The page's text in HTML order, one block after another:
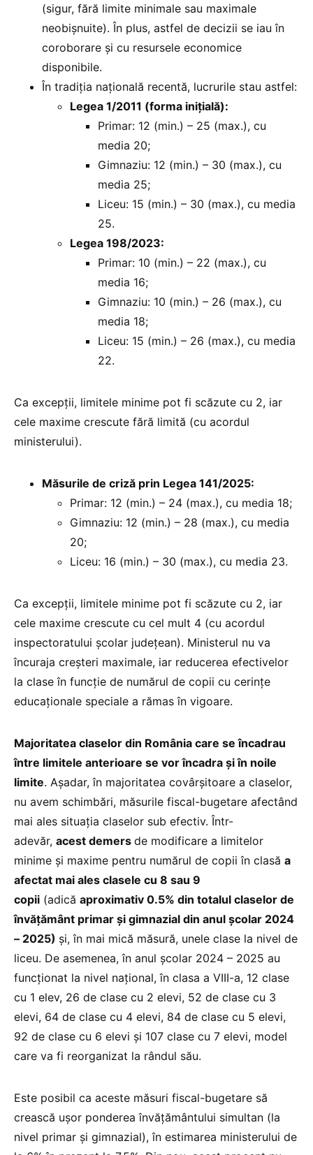
(sigur, fără limite minimale sau maximale
neobișnuite). În plus, astfel de decizii se iau în
coroborare și cu resursele economice
disponibile.
În tradiția națională recentă, lucrurile stau astfel:
Legea 1/2011 (forma inițială):
Primar: 12 (min.) – 25 (max.), cu
media 20;
Gimnaziu: 12 (min.) – 30 (max.), cu
media 25;
Liceu: 15 (min.) – 30 (max.), cu media
25.
Legea 198/2023:
Primar: 10 (min.) – 22 (max.), cu
media 16;
Gimnaziu: 10 (min.) – 26 (max.), cu
media 18;
Liceu: 15 (min.) – 26 (max.), cu media
22.
Ca excepții, limitele minime pot fi scăzute cu 2, iar
cele maxime crescute fără limită (cu acordul
ministerului).
Măsurile de criză prin Legea 141/2025:
Primar: 12 (min.) – 24 (max.), cu media 18;
Gimnaziu: 12 (min.) – 28 (max.), cu media
20;
Liceu: 16 (min.) – 30 (max.), cu media 23.
Ca excepții, limitele minime pot fi scăzute cu 2, iar
cele maxime crescute cu cel mult 4 (cu acordul
inspectoratului școlar județean). Ministerul nu va
încuraja creșteri maximale, iar reducerea efectivelor
la clase în funcție de numărul de copii cu cerințe
educaționale speciale a rămas în vigoare.
Majoritatea claselor din România care se încadrau
între limitele anterioare se vor încadra și în noile
limite. Așadar, în majoritatea covârșitoare a claselor,
nu avem schimbări, măsurile fiscal-bugetare afectând
mai ales situația claselor sub efectiv. Într-
adevăr, acest demers de modificare a limitelor
minime și maxime pentru numărul de copii în clasă a
afectat mai ales clasele cu 8 sau 9
copii (adică aproximativ 0.5% din totalul claselor de
învățământ primar și gimnazial din anul școlar 2024
– 2025) și, în mai mică măsură, unele clase la nivel de
liceu. De asemenea, în anul școlar 2024 – 2025 au
funcționat la nivel național, în clasa a VIII-a, 12 clase
cu 1 elev, 26 de clase cu 2 elevi, 52 de clase cu 3
elevi, 64 de clase cu 4 elevi, 84 de clase cu 5 elevi,
92 de clase cu 6 elevi și 107 clase cu 7 elevi, model
care va fi reorganizat la rândul său.
Este posibil ca aceste măsuri fiscal-bugetare să
crească ușor ponderea învățământului simultan (la
nivel primar și gimnazial), în estimarea ministerului de